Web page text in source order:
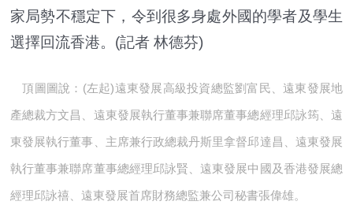
家局勢不穩定下，令到很多身處外國的學者及學生
選擇回流香港。(記者 林德芬)
頂圖圖說：(左起)遠東發展高級投資總監劉富民、遠東發展地
產總裁方文昌、遠東發展執行董事兼聯席董事總經理邱詠筠、遠
東發展執行董事、主席兼行政總裁丹斯里拿督邱達昌、遠東發展
執行董事兼聯席董事總經理邱詠賢、遠東發展中國及香港發展總
經理邱詠禧、遠東發展首席財務總監兼公司秘書張偉雄。